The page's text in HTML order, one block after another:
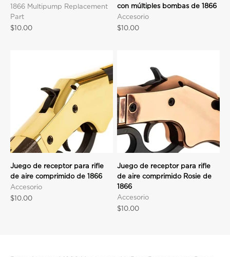
1866 Multipump Replacement
Part
Precio de oferta
$10.00
con múltiples bombas de 1866
Accesorio
Precio de oferta
$10.00
Juego de receptor para rifle
de aire comprimido de 1866
Accesorio
Precio de oferta
$10.00
Juego de receptor para rifle
de aire comprimido Rosie de
1866
Accesorio
Precio de oferta
$10.00